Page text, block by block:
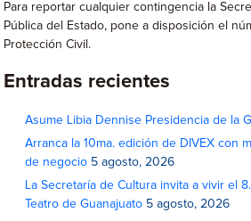
Para reportar cualquier contingencia la
Pública del Estado, pone a disposición el
Protección Civil.
Entradas recientes
Asume Libia Dennise Presidencia de la
Arranca la 10ma. edición de DIVEX con
de negocio 5 agosto, 2026
La Secretaría de Cultura invita a vivir el
Teatro de Guanajuato 5 agosto, 2026